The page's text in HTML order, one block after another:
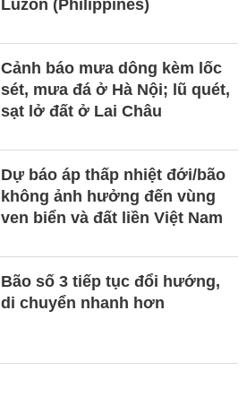
Luzon (Philippines)
Cảnh báo mưa dông kèm lốc
sét, mưa đá ở Hà Nội; lũ quét,
sạt lở đất ở Lai Châu
Dự báo áp thấp nhiệt đới/bão
không ảnh hưởng đến vùng
ven biển và đất liền Việt Nam
Bão số 3 tiếp tục đổi hướng,
di chuyển nhanh hơn